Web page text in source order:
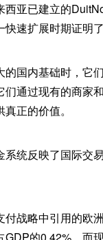
亚已建立的
速扩展时期证明了
的国内基础时，它
们通过现有的商家
正的价值。
系统反映了国际交
付战略中引用的欧